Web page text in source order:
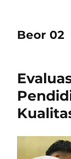
Beor 02